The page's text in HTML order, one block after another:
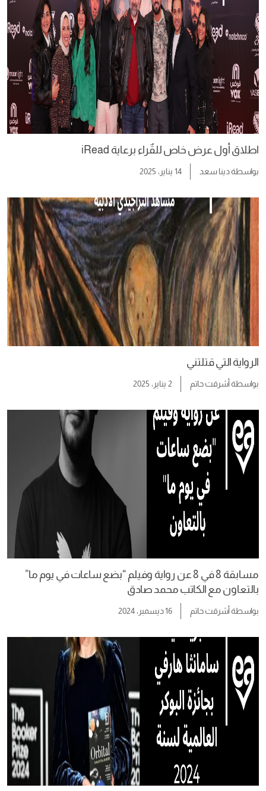
اطلاق أول عرض خاص للقٌراء برعاية iRead
بواسطةدينا سعد 14 يناير، 2025
الرواية التي قتلتني
بواسطةأشرقت حاتم 2 يناير، 2025
مسابقة 8 في 8 عن رواية وفيلم “بضع ساعات في يوم ما”
بالتعاون مع الكاتب محمد صادق
بواسطةأشرقت حاتم 16 ديسمبر، 2024